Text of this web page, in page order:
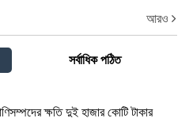
আরও
সর্বাধিক পঠিত
ক্ষতি দুই হাজার কোটি টাকার